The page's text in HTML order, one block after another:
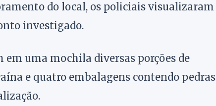
do local, os policiais visualizaram
investigado.
uma mochila diversas porções de
e quatro embalagens contendo pedras